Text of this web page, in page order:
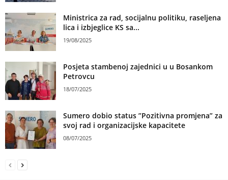
Ministrica za rad, socijalnu politiku, raseljena
lica i izbjeglice KS sa...
19/08/2025
Posjeta stambenoj zajednici u u Bosankom
Petrovcu
18/07/2025
Sumero dobio status ”Pozitivna promjena” za
svoj rad i organizacijske kapacitete
08/07/2025